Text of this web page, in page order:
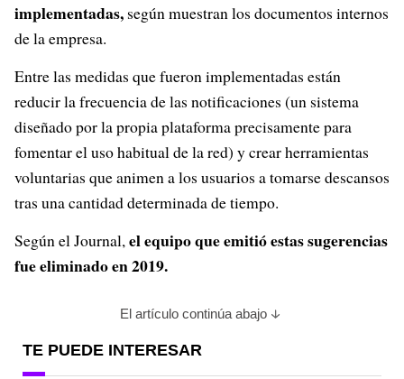
implementadas, según muestran los documentos internos
de la empresa.
Entre las medidas que fueron implementadas están
reducir la frecuencia de las notificaciones (un sistema
diseñado por la propia plataforma precisamente para
fomentar el uso habitual de la red) y crear herramientas
voluntarias que animen a los usuarios a tomarse descansos
tras una cantidad determinada de tiempo.
Según el Journal,el equipo que emitió estas sugerencias
fue eliminado en 2019.
El artículo continúa abajo
TE PUEDE INTERESAR